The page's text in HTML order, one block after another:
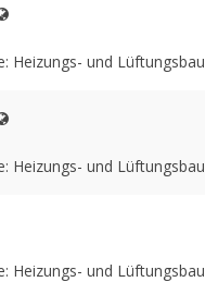
Heizungs- und Lüftungsbau
Heizungs- und Lüftungsbau
Heizungs- und Lüftungsbau